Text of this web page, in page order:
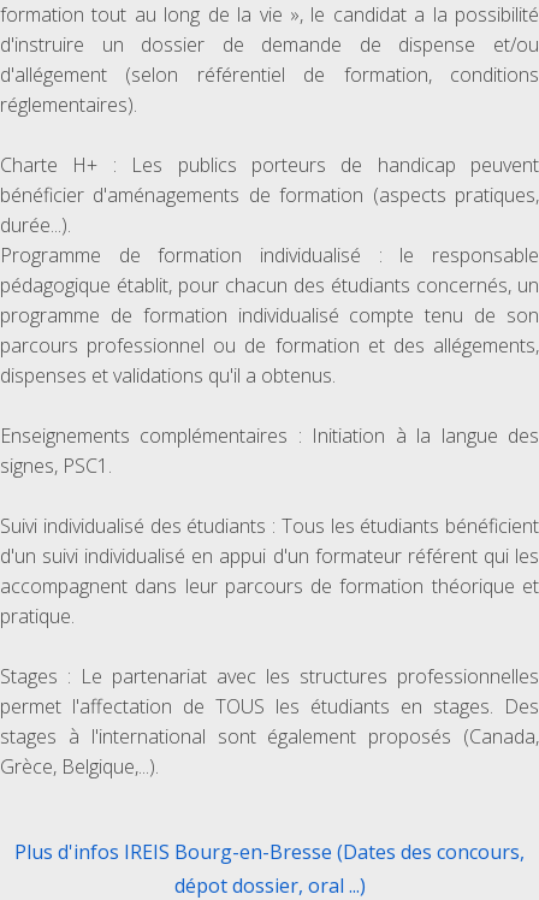
formation tout au long de la vie », le candidat a la possibilité
d'instruire un dossier de demande de dispense et/ou
d'allégement (selon référentiel de formation, conditions
réglementaires).
Charte H+ : Les publics porteurs de handicap peuvent
bénéficier d'aménagements de formation (aspects pratiques,
durée...).
Programme de formation individualisé : le responsable
pédagogique établit, pour chacun des étudiants concernés, un
programme de formation individualisé compte tenu de son
parcours professionnel ou de formation et des allégements,
dispenses et validations qu'il a obtenus.
Enseignements complémentaires : Initiation à la langue des
signes, PSC1.
Suivi individualisé des étudiants : Tous les étudiants bénéficient
d'un suivi individualisé en appui d'un formateur référent qui les
accompagnent dans leur parcours de formation théorique et
pratique.
Stages : Le partenariat avec les structures professionnelles
permet l'affectation de TOUS les étudiants en stages. Des
stages à l'international sont également proposés (Canada,
Grèce, Belgique,...).
Plus d'infos IREIS Bourg-en-Bresse (Dates des concours,
dépot dossier, oral ...)